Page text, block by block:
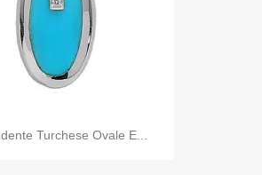
Turchese Ovale E...